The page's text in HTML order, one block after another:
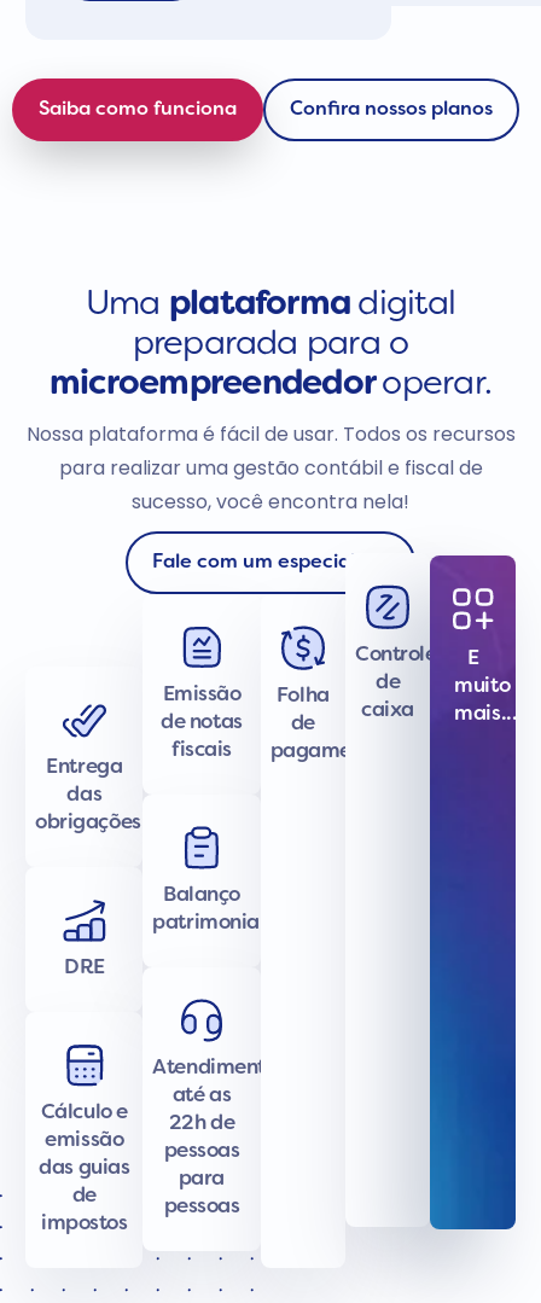
Saiba como funciona Confira nossos planos
Uma plataforma digital
preparada para o
microempreendedoroperar.
Nossa plataforma é fácil de usar. Todos os recursos
para realizar uma gestão contábil e fiscal de
sucesso, você encontra nela!
Fale com um especialista
Entrega
das
obrigações
DRE
Cálculo e
emissão
das guias
de
impostos
Emissão
de notas
fiscais
Balanço
patrimonial
Atendimento
até as
22h de
pessoas
para
pessoas
Folha
de
pagamentos
Controle
de
caixa
E
muito
mais...